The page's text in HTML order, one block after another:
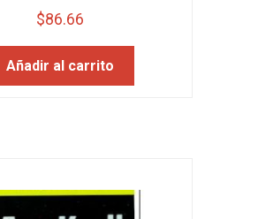
$86.66
Añadir al carrito